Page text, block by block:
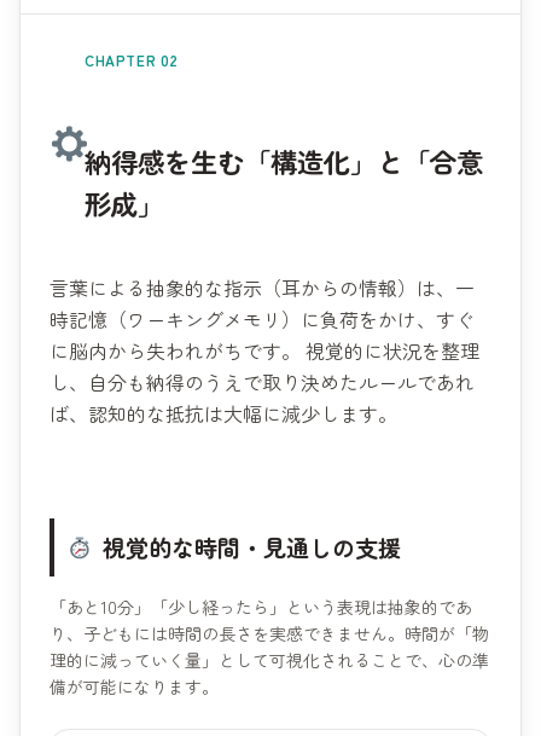
CHAPTER 02
納得感を生む「構造化」と「合意
形成」
言葉による抽象的な指示（耳からの情報）は、一
時記憶（ワーキングメモリ）に負荷をかけ、すぐ
に脳内から失われがちです。 視覚的に状況を整理
し、自分も納得のうえで取り決めたルールであれ
ば、認知的な抵抗は大幅に減少します。
視覚的な時間・見通しの支援
「あと10分」「少し経ったら」という表現は抽象的であ
り、子どもには時間の長さを実感できません。時間が「物
理的に減っていく量」として可視化されることで、心の準
備が可能になります。